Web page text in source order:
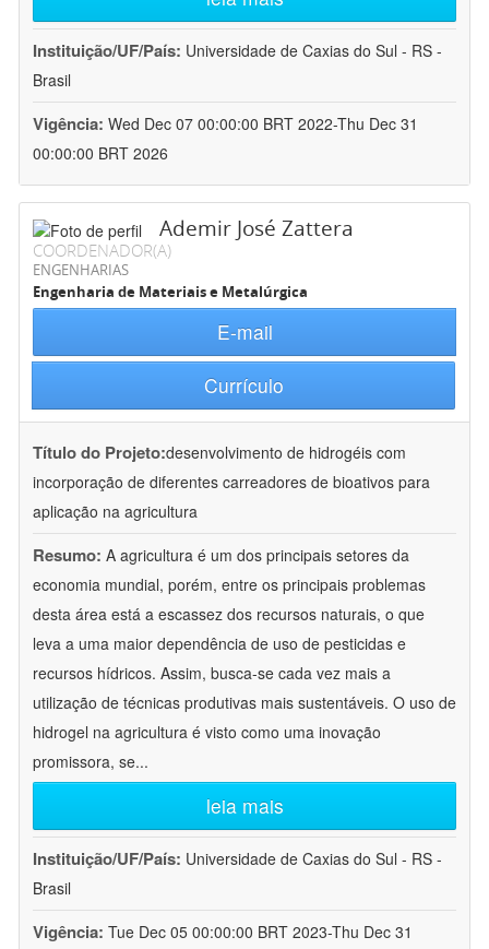
Instituição/UF/País: Universidade de Caxias do Sul - RS -
Brasil
Vigência: Wed Dec 07 00:00:00 BRT 2022-Thu Dec 31
00:00:00 BRT 2026
Ademir José Zattera
COORDENADOR(A)
ENGENHARIAS
Engenharia de Materiais e Metalúrgica
E-mail
Currículo
Título do Projeto:desenvolvimento de hidrogéis com
incorporação de diferentes carreadores de bioativos para
aplicação na agricultura
Resumo: A agricultura é um dos principais setores da
economia mundial, porém, entre os principais problemas
desta área está a escassez dos recursos naturais, o que
leva a uma maior dependência de uso de pesticidas e
recursos hídricos. Assim, busca-se cada vez mais a
utilização de técnicas produtivas mais sustentáveis. O uso de
hidrogel na agricultura é visto como uma inovação
promissora, se...
leia mais
Instituição/UF/País: Universidade de Caxias do Sul - RS -
Brasil
Vigência: Tue Dec 05 00:00:00 BRT 2023-Thu Dec 31